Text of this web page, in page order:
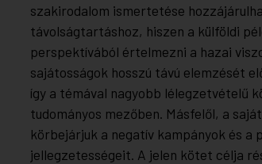
szakirodalom ismertetése
távolságtartáshoz, hiszen a külföldi
perspektívából értelmezni a hazai
sajátosságok hosszú távú elemzését
így a témával nagyobb lélegzetvételű
tudományos mezőben. Másfelől, a
körbejárjuk a negatív kampányok és
jellegzetességeit. A jelen kötet célja